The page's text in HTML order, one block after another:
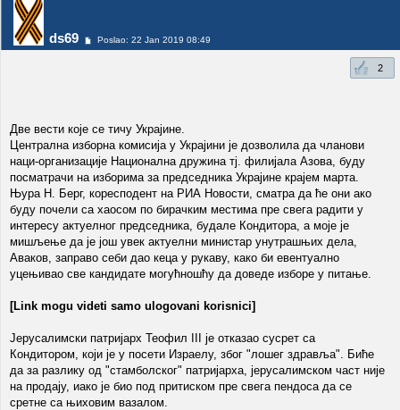
ds69 Poslao: 22 Jan 2019 08:49
2
Две вести које се тичу Украјине.
Централна изборна комисија у Украјини је дозволила да чланови
наци-организације Национална дружина тј. филијала Азова, буду
посматрачи на изборима за председника Украјине крајем марта.
Њура Н. Берг, коресподент на РИА Новости, сматра да ће они ако
буду почели са хаосом по бирачким местима пре свега радити у
интересу актуелног председника, будале Кондитора, а моје је
мишљење да је још увек актуелни министар унутрашњих дела,
Аваков, заправо себи дао кеца у рукаву, како би евентуално
уцењивао све кандидате могућношћу да доведе изборе у питање.
[Link mogu videti samo ulogovani korisnici]
Јерусалимски патријарх Теофил III је отказао сусрет са
Кондитором, који је у посети Израелу, због "лошег здравља". Биће
да за разлику од "стамболског" патријарха, јерусалимском част није
на продају, иако је био под притиском пре свега пендоса да се
сретне са њиховим вазалом.